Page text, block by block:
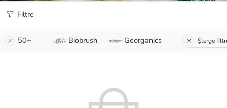
Filtre
50+ Biobrush Georganics Șterge